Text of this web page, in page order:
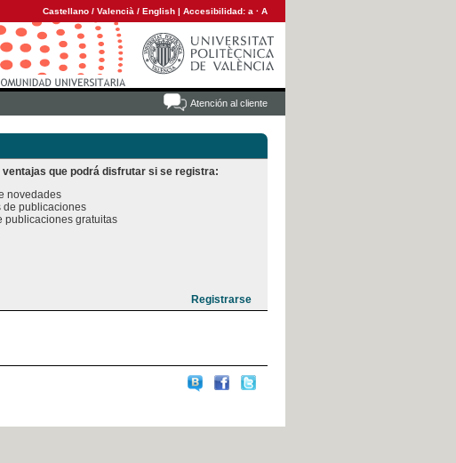
Castellano / Valencià / English | Accesibilidad: a · A
Atención al cliente
ventajas que podrá disfrutar si se registra:
novedades
de publicaciones
publicaciones gratuitas